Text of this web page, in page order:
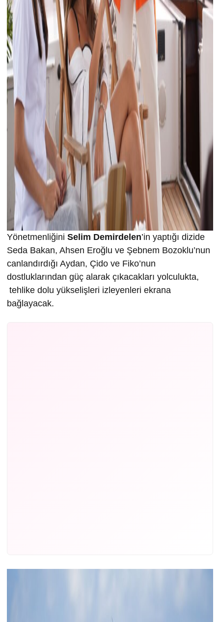
Yönetmenliğini Selim Demirdelen’in yaptığı dizide
Seda Bakan, Ahsen Eroğlu ve Şebnem Bozoklu’nun
canlandırdığı Aydan, Çido ve Fiko’nun
dostluklarından güç alarak çıkacakları yolculukta,
tehlike dolu yükselişleri izleyenleri ekrana
bağlayacak.